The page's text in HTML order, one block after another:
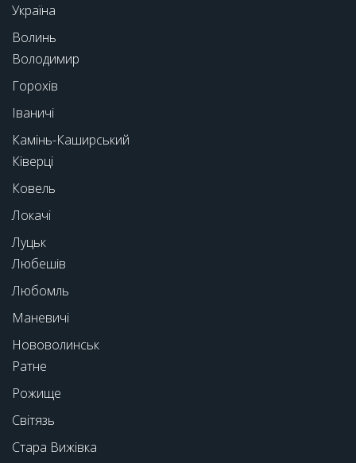
Україна
Волинь
Володимир
Горохів
Іваничі
Камінь-Каширський
Ківерці
Ковель
Локачі
Луцьк
Любешів
Любомль
Маневичі
Нововолинськ
Ратне
Рожище
Світязь
Стара Вижівка